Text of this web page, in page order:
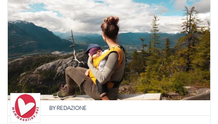
BYREDAZIONE